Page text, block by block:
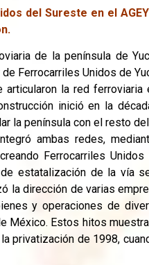
del Sureste en el
de la península de
Ferrocarriles Unidos de
la red
inició en la
la península con el resto
ambas redes,
Ferrocarriles
estatalización de la vía
la dirección de varias
y operaciones de
México. Estos hitos
privatización de 1998,